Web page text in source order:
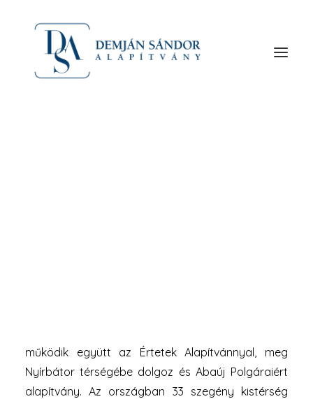
működik együtt az Értetek Alapítvánnyal, meg
Nyírbátor térségébe dolgoz és Abaúj Polgáraiért
alapítvány. Az országban 33 szegény kistérség